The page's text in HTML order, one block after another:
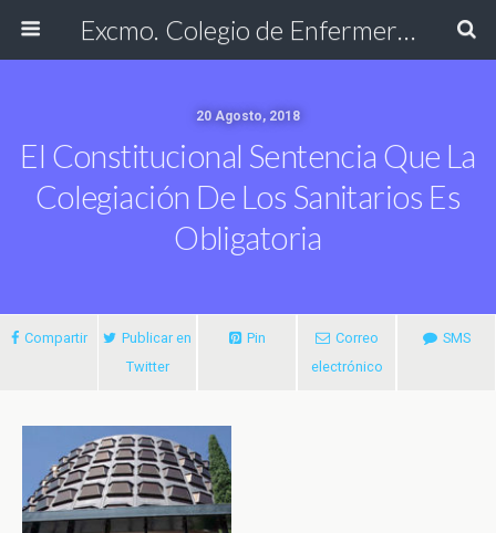
Excmo. Colegio de Enfermería de Cádiz
20 Agosto, 2018
El Constitucional Sentencia Que La
Colegiación De Los Sanitarios Es
Obligatoria
Compartir
Publicar en
Twitter
Pin
Correo
electrónico
SMS